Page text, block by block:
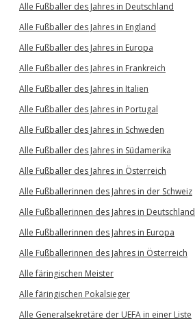
Alle Fußballer des Jahres in Deutschland
Alle Fußballer des Jahres in England
Alle Fußballer des Jahres in Europa
Alle Fußballer des Jahres in Frankreich
Alle Fußballer des Jahres in Italien
Alle Fußballer des Jahres in Portugal
Alle Fußballer des Jahres in Schweden
Alle Fußballer des Jahres in Südamerika
Alle Fußballer des Jahres in Österreich
Alle Fußballerinnen des Jahres in der Schweiz
Alle Fußballerinnen des Jahres in Deutschland
Alle Fußballerinnen des Jahres in Europa
Alle Fußballerinnen des Jahres in Österreich
Alle färingischen Meister
Alle färingischen Pokalsieger
Alle Generalsekretäre der UEFA in einer Liste